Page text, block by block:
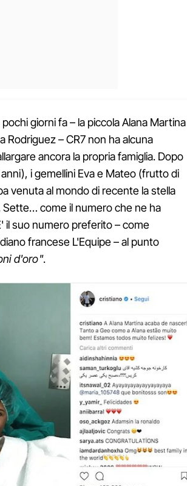
giorni fa – la piccola Alana Martina
Rodriguez – CR7 non ha alcuna
ancora la propria famiglia. Dopo
i gemellini Eva e Mateo (frutto di
venuta al mondo di recente la stella
Sette… come il numero che ne ha
il suo numero preferito – come
francese L'Equipe – al punto
d'oro".